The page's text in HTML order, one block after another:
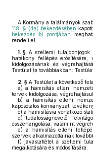
A Kormány a találmányok
118. § (4a) bekezdésében
bekezdés b) pontjában
rendeli el:
1. § A szellemi tulajdonjogok
hatékony fellépés
kidolgozásának és
Testület (a továbbiakban:
2. § A Testület a következő
a) a hamisítás elleni
tervek kidolgozása,
b) a hamisítás elleni
kapcsolatos kormányzati
c) a hamisításra vonatkozó
d) tudatosságnövelő,
összehangolása, valamint
e) a hamisítás elleni
szervek alkalmazottainak
f) javaslattétel a szellemi
megalkotására és módosítására.